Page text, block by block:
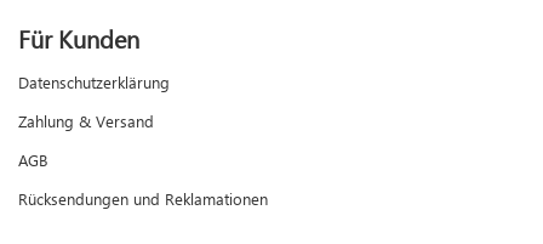
Für Kunden
Datenschutzerklärung
Zahlung & Versand
AGB
Rücksendungen und Reklamationen